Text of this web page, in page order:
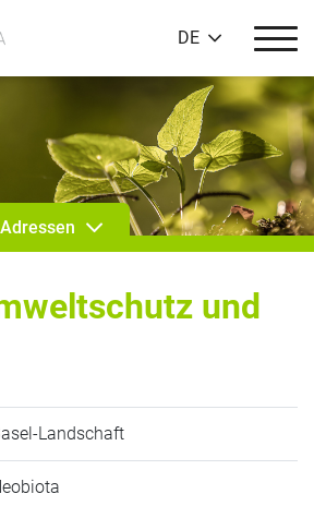
DE
Adressen
und
Landschaft